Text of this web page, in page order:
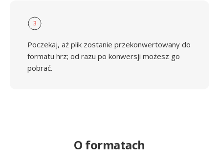
3
Poczekaj, aż plik zostanie przekonwertowany do
formatu hrz; od razu po konwersji możesz go
pobrać.
O formatach